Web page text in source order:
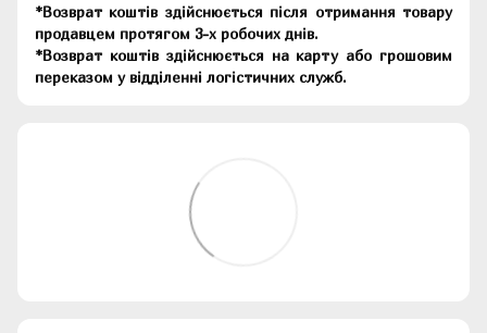
*Возврат коштів здійснюється після отримання товару
продавцем протягом 3-х робочих днів.
*Возврат коштів здійснюється на карту або грошовим
переказом у відділенні логістичних служб.